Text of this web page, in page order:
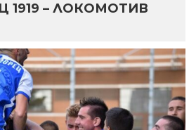
1919 – ЛОКОМОТИВ